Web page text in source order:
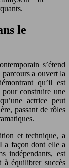
le
s’étend
parcours a ouvert la
qu’il est
pour construire une
actrice peut
passant de rôles
et technique, a
façon dont elle a
indépendants, est
à équilibrer succès